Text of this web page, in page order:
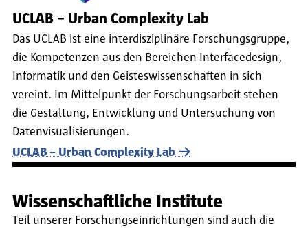
UCLAB – Urban Complexity Lab
Das UCLAB ist eine interdisziplinäre Forschungsgruppe,
die Kompetenzen aus den Bereichen Interfacedesign,
Informatik und den Geisteswissenschaften in sich
vereint. Im Mittelpunkt der Forschungsarbeit stehen
die Gestaltung, Entwicklung und Untersuchung von
Datenvisualisierungen.
UCLAB – Urban Complexity Lab
Wissenschaftliche Institute
Teil unserer Forschungseinrichtungen sind auch die